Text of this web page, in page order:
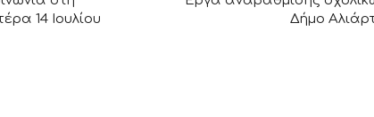
14 Ιουλίου
Δήμο